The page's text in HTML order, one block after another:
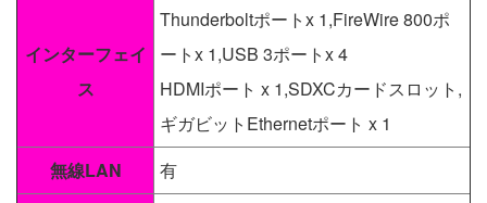
インターフェイ
ス
Thunderboltポートx 1,FireWire 800ポ
ートx 1,USB 3ポートx 4
HDMIポート x 1,SDXCカードスロット,
ギガビットEthernetポート x 1
無線LAN
有